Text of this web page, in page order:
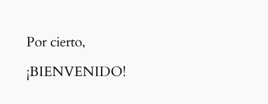
Por cierto,
¡BIENVENIDO!